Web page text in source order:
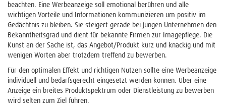
beachten. Eine Werbeanzeige soll emotional berühren und alle
wichtigen Vorteile und Informationen kommunizieren um positiv im
Gedächtnis zu bleiben. Sie steigert gerade bei jungen Unternehmen den
Bekanntheitsgrad und dient für bekannte Firmen zur Imagepflege. Die
Kunst an der Sache ist, das Angebot/Produkt kurz und knackig und mit
wenigen Worten aber trotzdem treffend zu bewerben.
Für den optimalen Effekt und richtigen Nutzen sollte eine Werbeanzeige
individuell und bedarfsgerecht eingesetzt werden können. Über eine
Anzeige ein breites Produktspektrum oder Dienstleistung zu bewerben
wird selten zum Ziel führen.